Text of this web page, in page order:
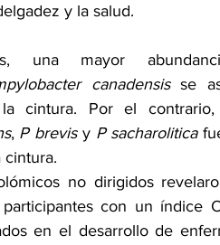
y la salud.
una mayor
canadensis se
cintura. Por el
, P brevis y P sacharolitica
no dirigidos
con un índice
en el desarrollo de